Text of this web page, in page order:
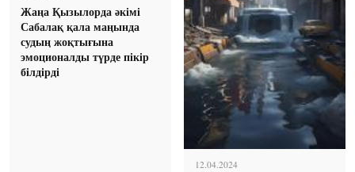
Жаңа Қызылорда әкімі
Сабалақ қала маңында
судың жоқтығына
эмоционалды түрде пікір
білдірді
12.04.2024